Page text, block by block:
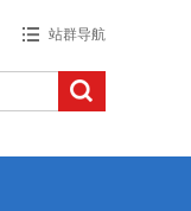
站群导航